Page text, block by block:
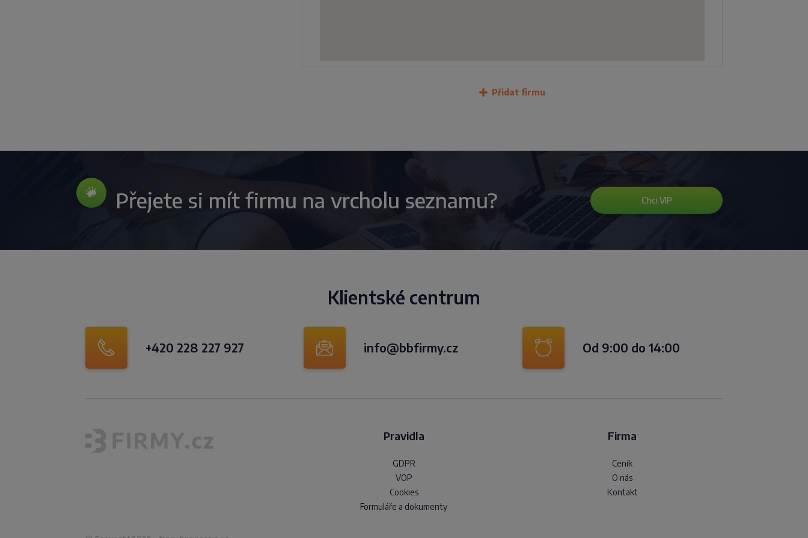
Přidat firmu
Přejete si mít firmu na vrcholu seznamu? Chci VIP
Klientské centrum
+420 228 227 927 info@bbfirmy.cz Od 9:00 do 14:00
Pravidla
GDPR
VOP
Cookies
Formuláře a dokumenty
Firma
Ceník
O nás
Kontakt